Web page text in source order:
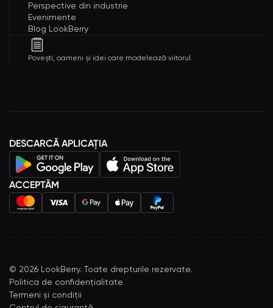
Perspective din industrie
Evenimente
Blog LookBerry
Povești, oameni și idei care modelează viitorul.
DESCARCĂ APLICAȚIA
ACCEPTĂM
© 2026 LookBerry. Toate drepturile rezervate.
Politica de confidențialitate
Termeni și condiții